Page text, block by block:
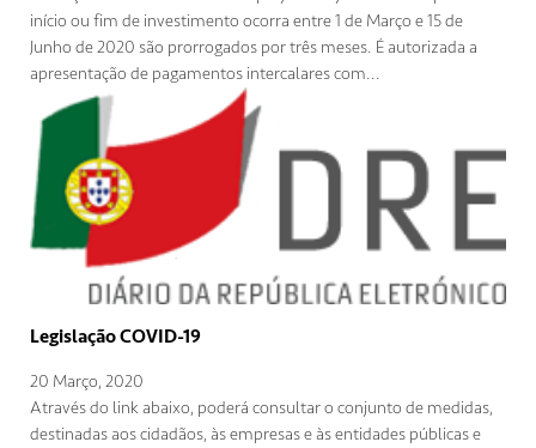
início ou fim de investimento ocorra entre 1 de Março e 15 de
Junho de 2020 são prorrogados por três meses. É autorizada a
apresentação de pagamentos intercalares com...
Legislação COVID-19
20 Março, 2020
Através do link abaixo, poderá consultar o conjunto de medidas,
destinadas aos cidadãos, às empresas e às entidades públicas e